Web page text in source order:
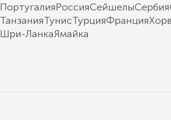
ПортугалияРоссияСейшелыСербия
ТанзанияТунисТурцияФранция
Шри-ЛанкаЯмайка